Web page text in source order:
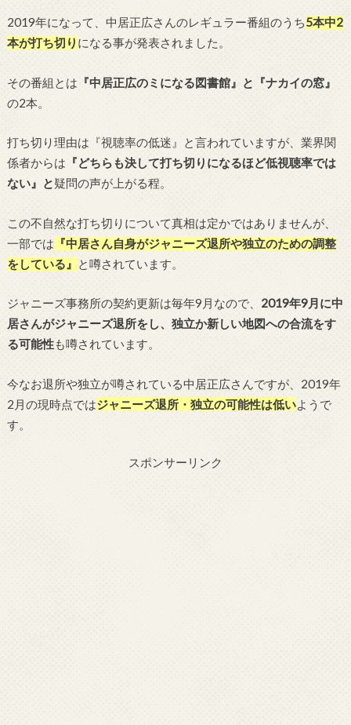
2019年になって、中居正広さんのレギュラー番組のうち5本中2
本が打ち切り になる事が発表されました。
その番組とは 『中居正広のミになる図書館』と『ナカイの窓』
の2本。
打ち切り理由は『視聴率の低迷』と言われていますが、業界関
係者からは 『どちらも決して打ち切りになるほど低視聴率では
ない』と疑問の声が上がる程。
この不自然な打ち切りについて真相は定かではありませんが、
一部では 『中居さん自身がジャニーズ退所や独立のための調整
をしている』 と噂されています。
ジャニーズ事務所の契約更新は毎年9月なので、 2019年9月に中
居さんがジャニーズ退所をし、独立か新しい地図への合流をす
る可能性も噂されています。
今なお退所や独立が噂されている中居正広さんですが、2019年
2月の現時点ではジャニーズ退所・独立の可能性は低いようで
す。
スポンサーリンク